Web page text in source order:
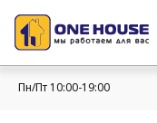
Пн/Пт 10:00-19:00